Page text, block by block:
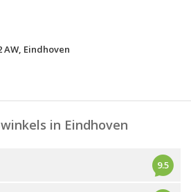
AW, Eindhoven
in Eindhoven
9.5